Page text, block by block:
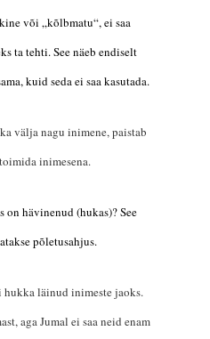
või „kõlbmatu“, ei saa
ta tehti. See näeb endiselt
kuid seda ei saa kasutada.
välja nagu inimene, paistab
inimesena.
on hävinenud (hukas)? See
põletusahjus.
hukka läinud inimeste jaoks.
aga Jumal ei saa neid enam